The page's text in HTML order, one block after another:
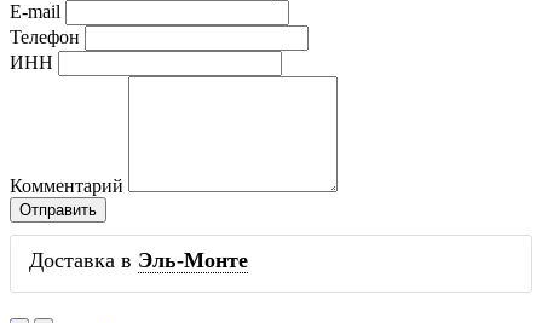
E-mail
Телефон
ИНН
Комментарий
Доставка в Эль-Монте